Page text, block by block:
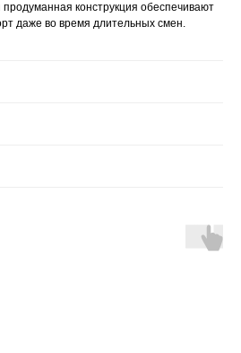
конструкция обеспечивают
даже во время длительных смен.